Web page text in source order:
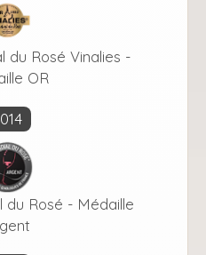
du Rosé Vinalies -
OR
du Rosé - Médaille